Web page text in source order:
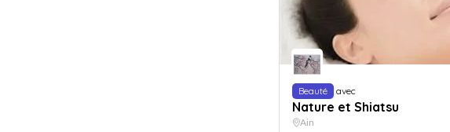
Beauté avec
Nature et Shiatsu
Ain